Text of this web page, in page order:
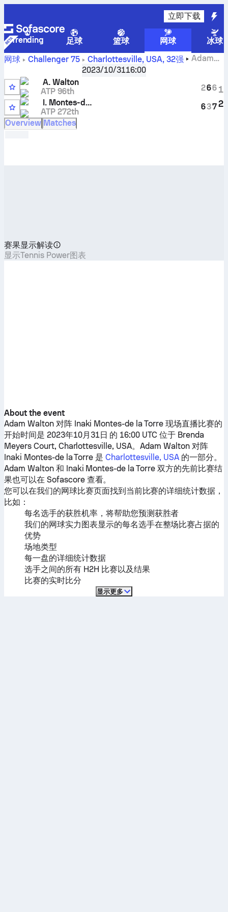
立即下载
Trending 足球 篮球 网球
冰球
网球
Challenger 75 Charlottesville, USA, 32强
Adam
Inaki Montes-de la Torre实时比分和 H2H 结果
2023/10/3116:00
6
A. Walton
ATP 96th
Q
I. Montes-de la Torre
ATP 272th
2
6
6
3
6
7
1
2
Overview Matches
赛果显示解读
显示Tennis Power图表
About the event
Adam Walton对阵 Inaki Montes-de la Torre现场直播比赛的
开始时间是 2023年10月31日 的 16:00 UTC 位于 Brenda
Meyers Court, Charlottesville, USA。Adam Walton对阵
Inaki Montes-de la Torre 是Charlottesville, USA的一部分。
Adam Walton和 Inaki Montes-de la Torre双方的先前比赛结
果也可以在 Sofascore 查看。
您可以在我们的网球比赛页面找到当前比赛的详细统计数据，
比如：
每名选手的获胜机率，将帮助您预测获胜者
我们的网球实力图表显示的每名选手在整场比赛占据的
优势
场地类型
每一盘的详细统计数据
选手之间的所有 H2H 比赛以及结果
比赛的实时比分
显示更多